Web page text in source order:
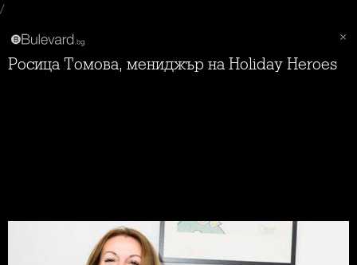
/
Росица Томова, мениджър на Holiday Heroes